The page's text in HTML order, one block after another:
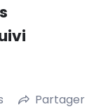
Partager